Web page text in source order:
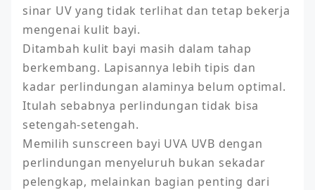
sinar UV yang tidak terlihat dan tetap bekerja
mengenai kulit bayi.
Ditambah kulit bayi masih dalam tahap
berkembang. Lapisannya lebih tipis dan
kadar perlindungan alaminya belum optimal.
Itulah sebabnya perlindungan tidak bisa
setengah-setengah.
Memilih sunscreen bayi UVA UVB dengan
perlindungan menyeluruh bukan sekadar
pelengkap, melainkan bagian penting dari